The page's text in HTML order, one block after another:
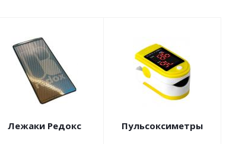
Лежаки Редокс Пульсоксиметры